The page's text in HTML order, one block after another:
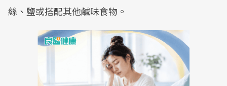
絲、鹽或搭配其他鹹味食物。